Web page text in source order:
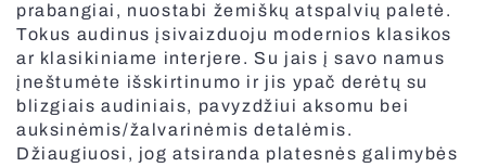
Fasadinės lamelės nuo saulės
prabangiai, nuostabi žemiškų atspalvių paletė.
Tokus audinus įsivaizduoju modernios klasikos
ar klasikiniame interjere. Su jais į savo namus
įneštumėte išskirtinumo ir jis ypač derėtų su
blizgiais audiniais, pavyzdžiui aksomu bei
auksinėmis/žalvarinėmis detalėmis.
Džiaugiuosi, jog atsiranda platesnės galimybės